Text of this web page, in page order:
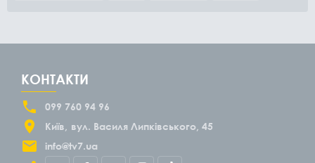
КОНТАКТИ
099 760 94 96
Київ
вул. Василя Липківського, 45
info@tv7.ua